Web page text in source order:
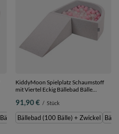
Bällebad (200 Bälle) + Zwickel
KiddyMoon Spielplatz Schaumstoff
mit Viertel Eckig Bällebad Bälle
hellgrau:puderrosa/perle/transparent,
Bällebad (100 Bälle) + Zwickel
91,90 € / Stück
Bällebad (100 Bälle) + Zwickel